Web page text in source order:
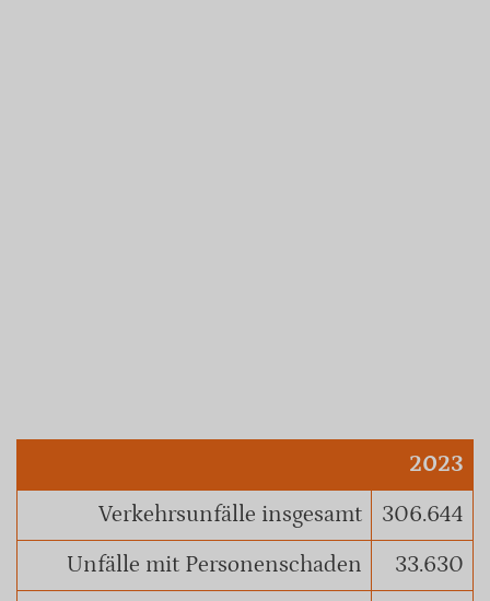
2023
Verkehrsunfälle insgesamt
306.644
Unfälle mit Personenschaden
33.630